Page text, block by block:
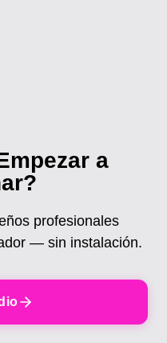
a
profesionales
— sin instalación.